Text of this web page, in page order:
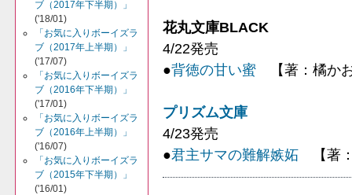
ブ（2017年下半期）」
('18/01)
「お気に入りボーイズラ
ブ（2017年上半期）」
('17/07)
「お気に入りボーイズラ
ブ（2016年下半期）」
('17/01)
「お気に入りボーイズラ
ブ（2016年上半期）」
('16/07)
「お気に入りボーイズラ
ブ（2015年下半期）」
('16/01)
花丸文庫BLACK
4/22発売
●背徳の甘い蜜 【著：橘か
プリズム文庫
4/23発売
●君主サマの難解嫉妬 【著